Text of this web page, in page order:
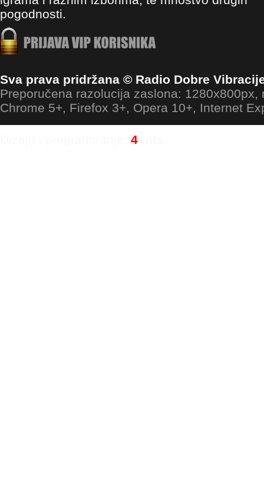
pogodnosti.
Sva prava pridržana © Radio Dobre
Preporučena razolucija zaslona: 1280x800px,
Chrome 5+, Firefox 3+, Opera 10+, Internet
4